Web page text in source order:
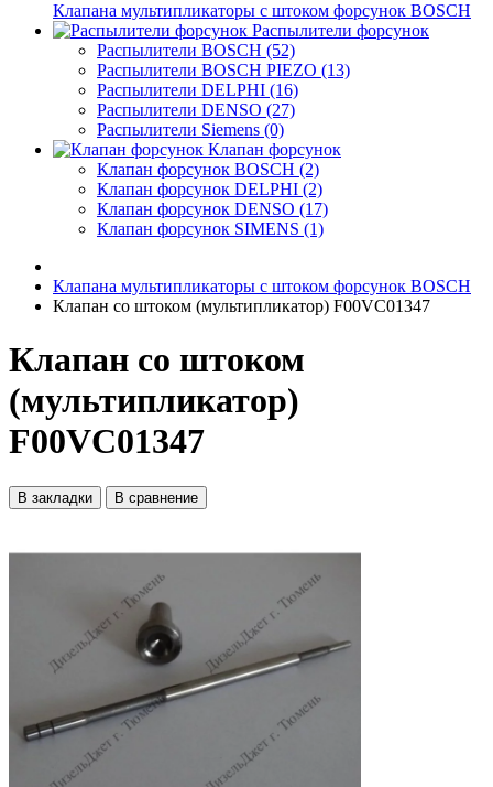
Клапана мультипликаторы с штоком форсунок BOSCH
Распылители форсунок
Распылители BOSCH (52)
Распылители BOSCH PIEZO (13)
Распылители DELPHI (16)
Распылители DENSO (27)
Распылители Siemens (0)
Клапан форсунок
Клапан форсунок BOSCH (2)
Клапан форсунок DELPHI (2)
Клапан форсунок DENSO (17)
Клапан форсунок SIMENS (1)
Клапана мультипликаторы с штоком форсунок BOSCH
Клапан со штоком (мультипликатор) F00VC01347
Клапан со штоком
(мультипликатор)
F00VC01347
В закладки В сравнение